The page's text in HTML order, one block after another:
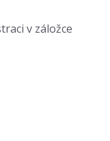
v záložce